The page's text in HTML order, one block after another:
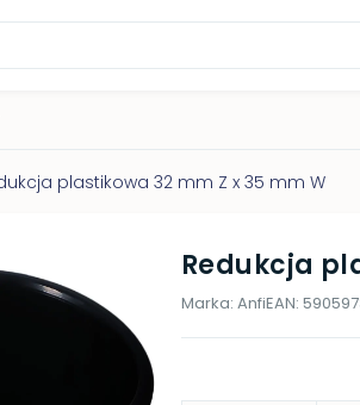
plastikowa 32 mm Z x 35 mm W
Redukcja
Marka: AnfiEAN: